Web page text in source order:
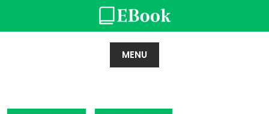
content
MENU